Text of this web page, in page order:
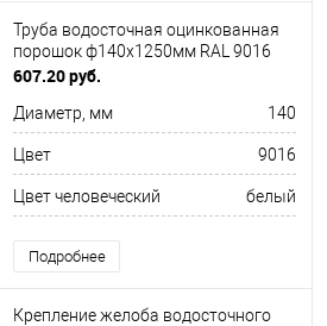
Труба водосточная оцинкованная
порошок ф140х1250мм RAL 9016
607.20 руб.
Диаметр, мм 140
Цвет 9016
Цвет человеческий белый
Подробнее
Крепление желоба водосточного